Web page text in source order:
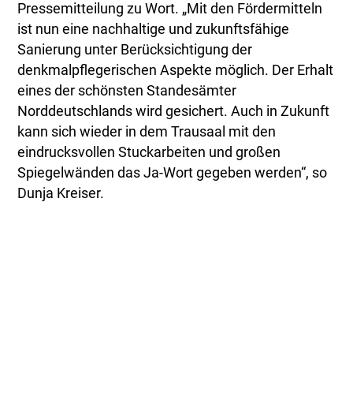
Pressemitteilung zu Wort. „Mit den Fördermitteln
ist nun eine nachhaltige und zukunftsfähige
Sanierung unter Berücksichtigung der
denkmalpflegerischen Aspekte möglich. Der Erhalt
eines der schönsten Standesämter
Norddeutschlands wird gesichert. Auch in Zukunft
kann sich wieder in dem Trausaal mit den
eindrucksvollen Stuckarbeiten und großen
Spiegelwänden das Ja-Wort gegeben werden“, so
Dunja Kreiser.